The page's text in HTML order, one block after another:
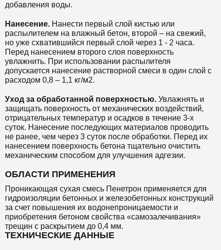
добавления воды.
Нанесение. Нанести первый слой кистью или
распылителем на влажный бетон, второй – на свежий,
но уже схватившийся первый слой через 1 - 2 часа.
Перед нанесением второго слоя поверхность
увлажнить. При использовании распылителя
допускается нанесение растворной смеси в один слой с
расходом 0,8 – 1,1 кг/м2.
Уход за обработанной поверхностью. Увлажнять и
защищать поверхность от механических воздействий,
отрицательных температур и осадков в течение 3-х
суток. Нанесение последующих материалов проводить
не ранее, чем через 3 суток после обработки. Перед их
нанесением поверхность бетона тщательно очистить
механическим способом для улучшения адгезии.
ОБЛАСТИ ПРИМЕНЕНИЯ
Проникающая сухая смесь Пенетрон применяется для
гидроизоляции бетонных и железобетонных конструкций
за счет повышения их водонепроницаемости и
приобретения бетоном свойства «самозалечивания»
трещин c раскрытием до 0,4 мм.
ТЕХНИЧЕСКИЕ ДАННЫЕ